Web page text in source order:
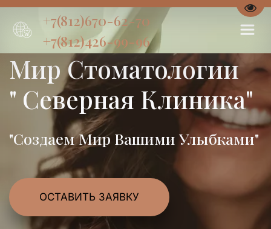
+7(812)670-62-70
+7(812)426-99-96
Мир Стоматологии
" Северная Клиника"
"Создаем Мир Вашими Улыбками"
ОСТАВИТЬ ЗАЯВКУ